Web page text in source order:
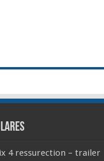
4 ressurection – trailer